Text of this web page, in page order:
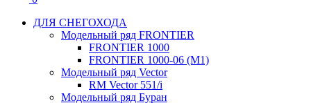
ДЛЯ СНЕГОХОДА
Модельный ряд FRONTIER
FRONTIER 1000
FRONTIER 1000-06 (М1)
Модельный ряд Vector
RM Vector 551/i
Модельный ряд Буран